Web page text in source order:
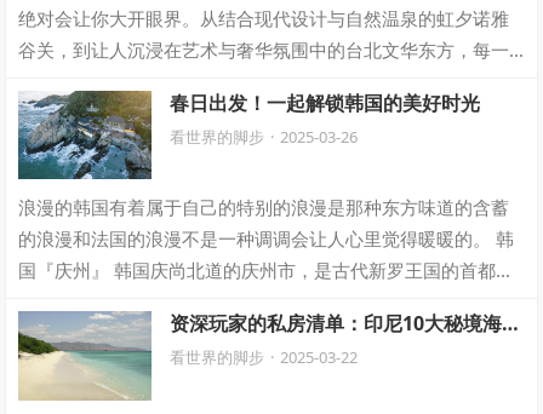
绝对会让你大开眼界。从结合现代设计与自然温泉的虹夕诺雅
谷关，到让人沉浸在艺术与奢华氛围中的台北文华东方，每一
春日出发！一起解锁韩国的美好时光
看世界的脚步 · 2025-03-26
浪漫的韩国有着属于自己的特别的浪漫是那种东方味道的含蓄
的浪漫和法国的浪漫不是一种调调会让人心里觉得暖暖的。 韩
国『庆州』 韩国庆尚北道的庆州市，是古代新罗王国的首都金
资深玩家的私房清单：印尼10大秘境海
岛，去过其中3个，你就算是真正的高手
了！
看世界的脚步 · 2025-03-22